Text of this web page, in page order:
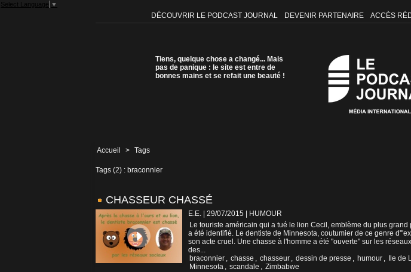
Select Language ▼
DÉCOUVRIR LE PODCAST JOURNAL DEVENIR PARTENAIRE ACCÈS
Tiens, quelque chose a changé... Mais
pas de panique : le site est entre de
bonnes mains et se refait une beauté !
Accueil > Tags
Tags (2) : braconnier
CHASSEUR CHASSÉ
E.E. | 29/07/2015
HUMOUR
Le touriste américain qui a tué le lion Cecil, emblème du plus
a été identifié. Le dentiste de Minnesota, coutumier de ce genre
son acte cruel. Une chasse à l'homme a été "ouverte" sur les
des...
braconnier , chasse , chasseur , dessin de presse , humour , Ile de
Minnesota , scandale , Zimbabwe